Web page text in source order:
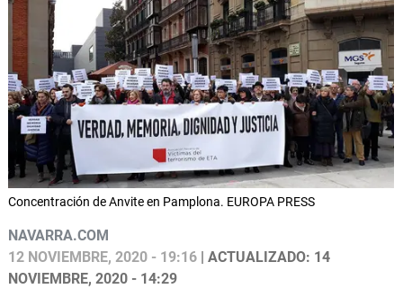
Concentración de Anvite en Pamplona. EUROPA PRESS
NAVARRA.COM
12 NOVIEMBRE, 2020 - 19:16 | ACTUALIZADO: 14
NOVIEMBRE, 2020 - 14:29